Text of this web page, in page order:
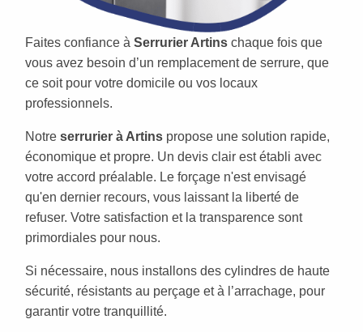
Faites confiance à Serrurier Artins chaque fois que
vous avez besoin d’un remplacement de serrure, que
ce soit pour votre domicile ou vos locaux
professionnels.
Notre serrurier à Artins propose une solution rapide,
économique et propre. Un devis clair est établi avec
votre accord préalable. Le forçage n'est envisagé
qu'en dernier recours, vous laissant la liberté de
refuser. Votre satisfaction et la transparence sont
primordiales pour nous.
Si nécessaire, nous installons des cylindres de haute
sécurité, résistants au perçage et à l’arrachage, pour
garantir votre tranquillité.